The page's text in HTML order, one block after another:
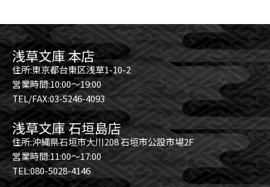
浅草文庫 本店
住所:東京都台東区浅草1-10-2
営業時間:10:00～19:00
TEL/FAX:03-5246-4093
浅草文庫 石垣島店
住所:沖縄県石垣市大川208 石垣市公設市場2F
営業時間:11:00～17:00
TEL:080-5028-4146